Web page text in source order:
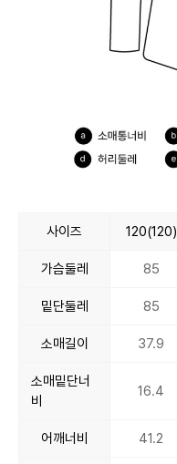
사이즈 120(120)
가슴둘레 85
밑단둘레 85
소매길이 37.9
소매밑단너
비
16.4
어깨너비 41.2